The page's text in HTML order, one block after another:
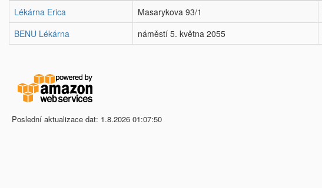
Lékárna Erica
Masarykova 93/1
BENU Lékárna
náměstí 5. května 2055
Poslední aktualizace dat: 1.8.2026 01:07:50